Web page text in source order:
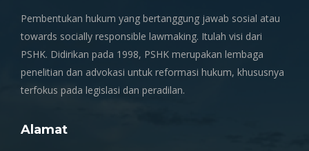
Pembentukan hukum yang bertanggung jawab sosial atau
towards socially responsible lawmaking. Itulah visi dari
PSHK. Didirikan pada 1998, PSHK merupakan lembaga
penelitian dan advokasi untuk reformasi hukum, khususnya
terfokus pada legislasi dan peradilan.
Alamat